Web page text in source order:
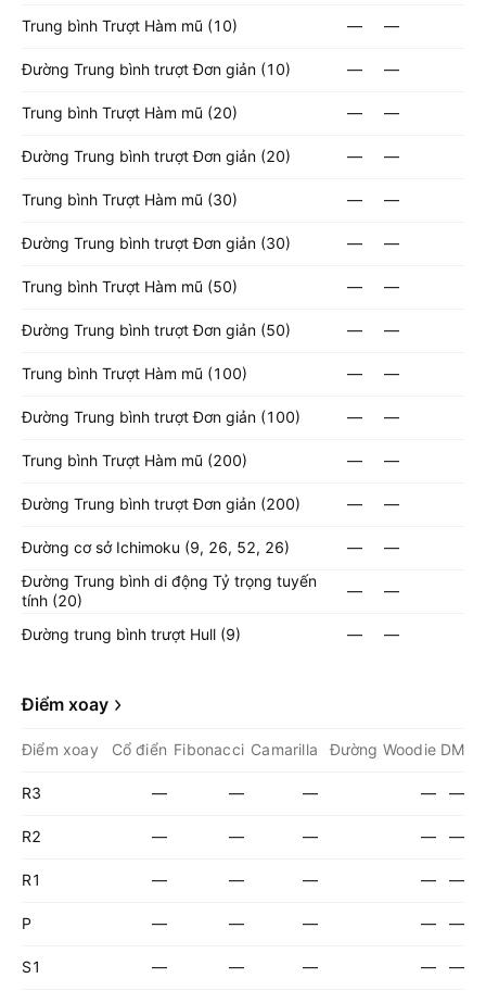
Trung bình Trượt Hàm mũ (10) — —
Đường Trung bình trượt Đơn giản (10) — —
Trung bình Trượt Hàm mũ (20) — —
Đường Trung bình trượt Đơn giản (20) — —
Trung bình Trượt Hàm mũ (30) — —
Đường Trung bình trượt Đơn giản (30) — —
Trung bình Trượt Hàm mũ (50) — —
Đường Trung bình trượt Đơn giản (50) — —
Trung bình Trượt Hàm mũ (100) — —
Đường Trung bình trượt Đơn giản (100) — —
Trung bình Trượt Hàm mũ (200) — —
Đường Trung bình trượt Đơn giản (200) — —
Đường cơ sở Ichimoku (9, 26, 52, 26) —
—
Đường Trung bình di động Tỷ trọng tuyến
tính (20)
— —
Đường trung bình trượt Hull (9) — —
Điểm xoay
Điểm xoay Cổ điển Fibonacci Camarilla Đường Woodie DM
R3 — — — — —
R2 — — — — —
R1 — — — — —
P — — — — —
S1 — — — — —